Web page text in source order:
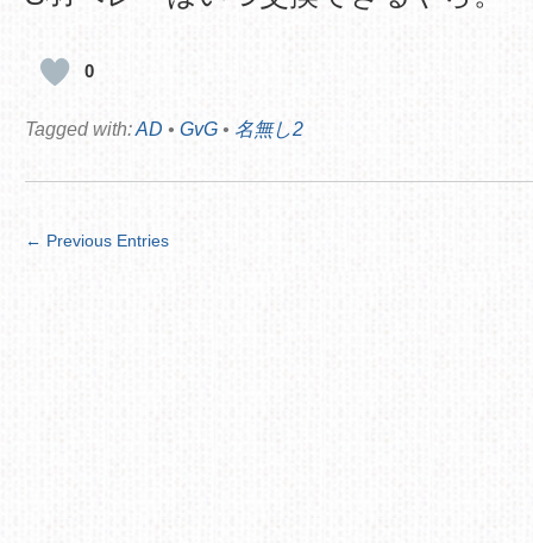
0
Tagged with:AD • GvG • 名無し2
← Previous Entries